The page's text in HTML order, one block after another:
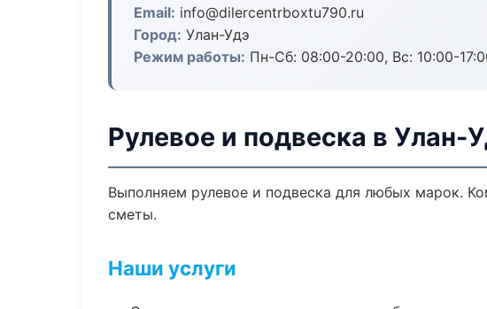
Email: info@dilercentrboxtu790.ru
Город: Улан-Удэ
Режим работы: Пн-Сб: 08:00-20:00, Вс: 10:00-
Рулевое и подвеска в Улан-
Выполняем рулевое и подвеска для любых марок.
сметы.
Наши услуги